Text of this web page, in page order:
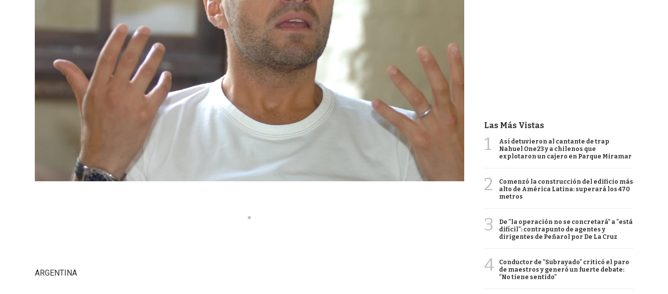
ARGENTINA
Las Más Vistas
1
Así detuvieron al cantante de trap
Nahuel One23 y a chilenos que
explotaron un cajero en Parque Miramar
2
Comenzó la construcción del edificio más
alto de América Latina: superará los 470
metros
3
De "la operación no se concretará" a "está
difícil": contrapunto de agentes y
dirigentes de Peñarol por De La Cruz
4
Conductor de "Subrayado" criticó el paro
de maestros y generó un fuerte debate:
"No tiene sentido"